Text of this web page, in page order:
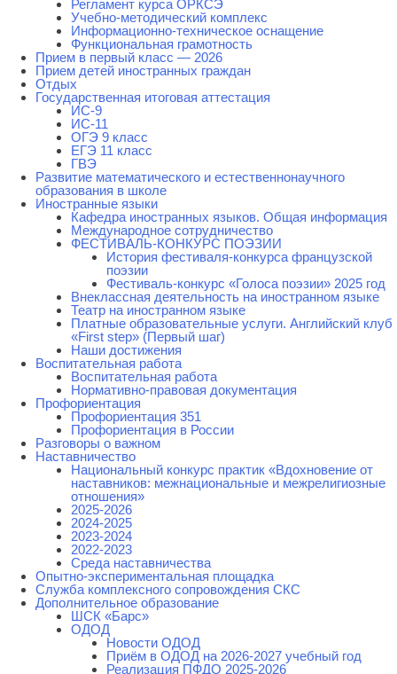
Регламент курса ОРКСЭ
Учебно-методический комплекс
Информационно-техническое оснащение
Функциональная грамотность
Прием в первый класс — 2026
Прием детей иностранных граждан
Отдых
Государственная итоговая аттестация
ИС-9
ИС-11
ОГЭ 9 класс
ЕГЭ 11 класс
ГВЭ
Развитие математического и естественнонаучного
образования в школе
Иностранные языки
Кафедра иностранных языков. Общая информация
Международное сотрудничество
ФЕСТИВАЛЬ-КОНКУРС ПОЭЗИИ
История фестиваля-конкурса французской
поэзии
Фестиваль-конкурс «Голоса поэзии» 2025 год
Внеклассная деятельность на иностранном языке
Театр на иностранном языке
Платные образовательные услуги. Английский клуб
«First step» (Первый шаг)
Наши достижения
Воспитательная работа
Воспитательная работа
Нормативно-правовая документация
Профориентация
Профориентация 351
Профориентация в России
Разговоры о важном
Наставничество
Национальный конкурс практик «Вдохновение от
наставников: межнациональные и межрелигиозные
отношения»
2025-2026
2024-2025
2023-2024
2022-2023
Среда наставничества
Опытно-экспериментальная площадка
Cлужба комплексного сопровождения СКС
Дополнительное образование
ШСК «Барс»
ОДОД
Новости ОДОД
Приём в ОДОД на 2026-2027 учебный год
Реализация ПФДО 2025-2026